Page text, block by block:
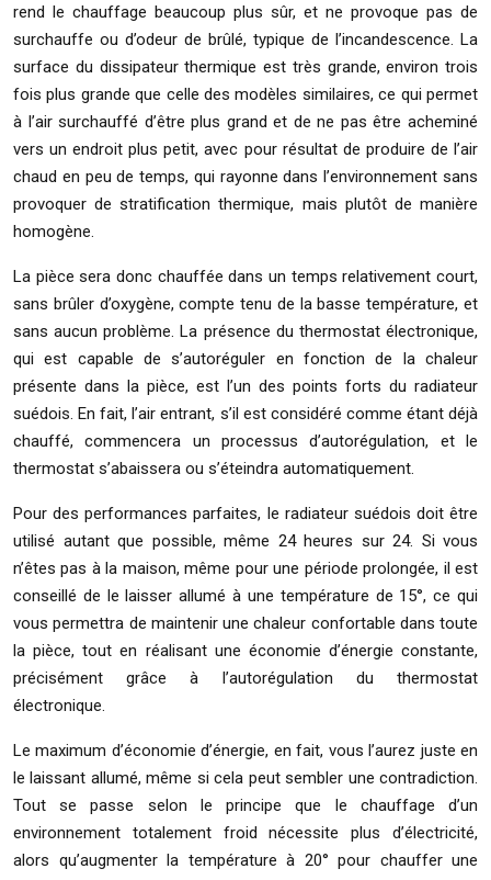
rend le chauffage beaucoup plus sûr, et ne provoque pas de
surchauffe ou d’odeur de brûlé, typique de l’incandescence. La
surface du dissipateur thermique est très grande, environ trois
fois plus grande que celle des modèles similaires, ce qui permet
à l’air surchauffé d’être plus grand et de ne pas être acheminé
vers un endroit plus petit, avec pour résultat de produire de l’air
chaud en peu de temps, qui rayonne dans l’environnement sans
provoquer de stratification thermique, mais plutôt de manière
homogène.
La pièce sera donc chauffée dans un temps relativement court,
sans brûler d’oxygène, compte tenu de la basse température, et
sans aucun problème. La présence du thermostat électronique,
qui est capable de s’autoréguler en fonction de la chaleur
présente dans la pièce, est l’un des points forts du radiateur
suédois. En fait, l’air entrant, s’il est considéré comme étant déjà
chauffé, commencera un processus d’autorégulation, et le
thermostat s’abaissera ou s’éteindra automatiquement.
Pour des performances parfaites, le radiateur suédois doit être
utilisé autant que possible, même 24 heures sur 24. Si vous
n’êtes pas à la maison, même pour une période prolongée, il est
conseillé de le laisser allumé à une température de 15°, ce qui
vous permettra de maintenir une chaleur confortable dans toute
la pièce, tout en réalisant une économie d’énergie constante,
précisément grâce à l’autorégulation du thermostat
électronique.
Le maximum d’économie d’énergie, en fait, vous l’aurez juste en
le laissant allumé, même si cela peut sembler une contradiction.
Tout se passe selon le principe que le chauffage d’un
environnement totalement froid nécessite plus d’électricité,
alors qu’augmenter la température à 20° pour chauffer une